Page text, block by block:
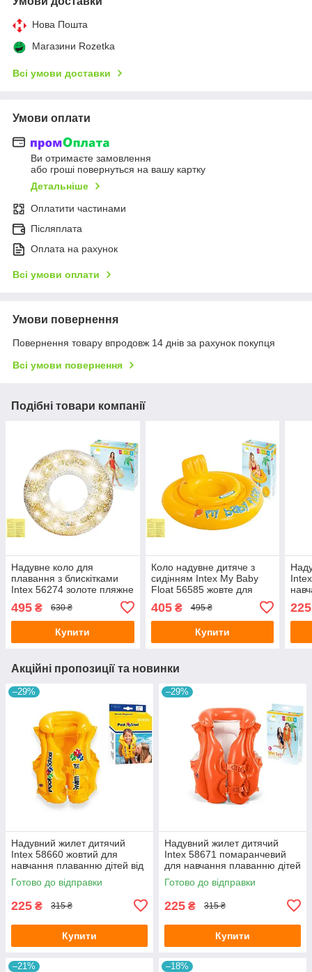
Нова Пошта
Магазини Rozetka
Всі умови доставки
Умови оплати
Ви отримаєте замовлення
або гроші повернуться на вашу картку
Детальніше
Оплатити частинами
Післяплата
Оплата на рахунок
Всі умови оплати
Умови повернення
Повернення товару впродовж 14 днів за рахунок покупця
Всі умови повернення
Подібні товари компанії
Надувне коло для
плавання з блискітками
Intex 56274 золоте пляжне
діаметр 119 см з латкою
495 ₴ 630 ₴
Купити
Коло надувне дитяче з
сидінням Intex My Baby
Float 56585 жовте для
малюків від 6-12 місяців з
латкою 70 см
405₴ 495 ₴
Купити
225
Акційні пропозиції та новинки
–29%
Надувний жилет дитячий
Intex 58660 жовтий для
навчання плаванню дітей від
3-6 років 50х47 см
Готово до відправки
225 ₴ 315 ₴
Купити
–29%
Надувний жилет дитячий
Intex 58671 помаранчевий
для навчання плаванню дітей
від 3-6 років 50х47 см
Готово до відправки
225 ₴ 315 ₴
Купити
–21% –18%